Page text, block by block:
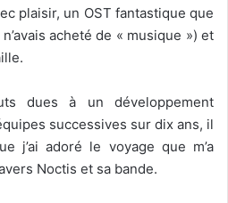
plaisir, un OST fantastique que
acheté de « musique ») et
dues à un développement
successives sur dix ans, il
j’ai adoré le voyage que m’a
Noctis et sa bande.